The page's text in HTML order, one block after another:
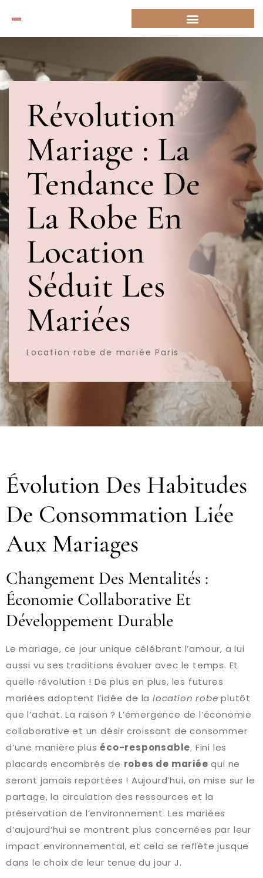
Révolution
Mariage : La
Tendance De
La Robe En
Location
Séduit Les
Mariées
Location robe de mariée Paris
Évolution Des Habitudes
De Consommation Liée
Aux Mariages
Changement Des Mentalités :
Économie Collaborative Et
Développement Durable
Le mariage, ce jour unique célébrant l’amour, a lui
aussi vu ses traditions évoluer avec le temps. Et
quelle révolution ! De plus en plus, les futures
mariées adoptent l’idée de lalocation robe plutôt
que l’achat. La raison ? L’émergence de l’économie
collaborative et un désir croissant de consommer
d’une manière pluséco-responsable. Fini les
placards encombrés de robes de mariée qui ne
seront jamais reportées ! Aujourd’hui, on mise sur le
partage, la circulation des ressources et la
préservation de l’environnement. Les mariées
d’aujourd’hui se montrent plus concernées par leur
impact environnemental, et cela se reflète jusque
dans le choix de leur tenue du jour J.